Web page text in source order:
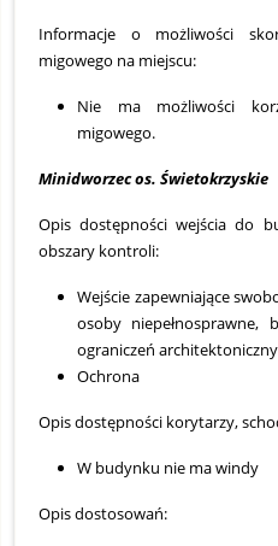
Informacje o możliwości
migowego na miejscu:
Nie ma możliwości
migowego.
Minidworzec os. Świetokrzyskie
Opis dostępności wejścia do
obszary kontroli:
Wejście zapewniające
osoby niepełnosprawne,
ograniczeń
Ochrona
Opis dostępności korytarzy,
W budynku nie ma windy
Opis dostosowań: